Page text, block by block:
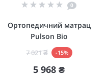
0
Ортопедичний матрац
Pulson Bio
7 021 ₴ -15%
5 968 ₴